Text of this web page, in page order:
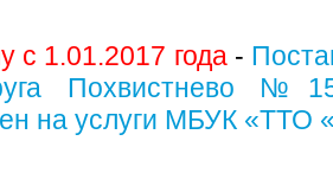
с 1.01.2017 года -
Похвистнево
на услуги МБУК «ТТО